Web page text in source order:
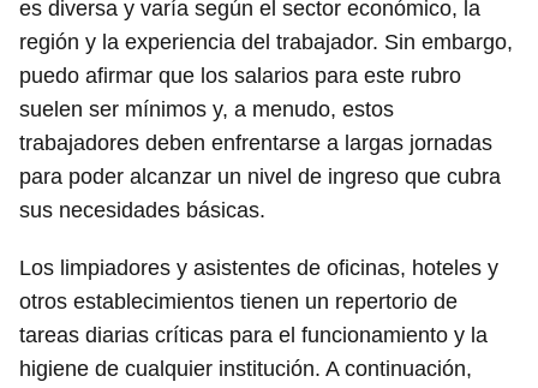
es diversa y varía según el sector económico, la
región y la experiencia del trabajador. Sin embargo,
puedo afirmar que los salarios para este rubro
suelen ser mínimos y, a menudo, estos
trabajadores deben enfrentarse a largas jornadas
para poder alcanzar un nivel de ingreso que cubra
sus necesidades básicas.
Los limpiadores y asistentes de oficinas, hoteles y
otros establecimientos tienen un repertorio de
tareas diarias críticas para el funcionamiento y la
higiene de cualquier institución. A continuación,